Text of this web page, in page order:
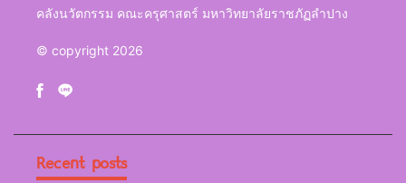
คลังนวัตกรรม คณะครุศาสตร์ มหาวิทยาลัยราชภัฏลำปาง
© copyright 2026
Recent posts